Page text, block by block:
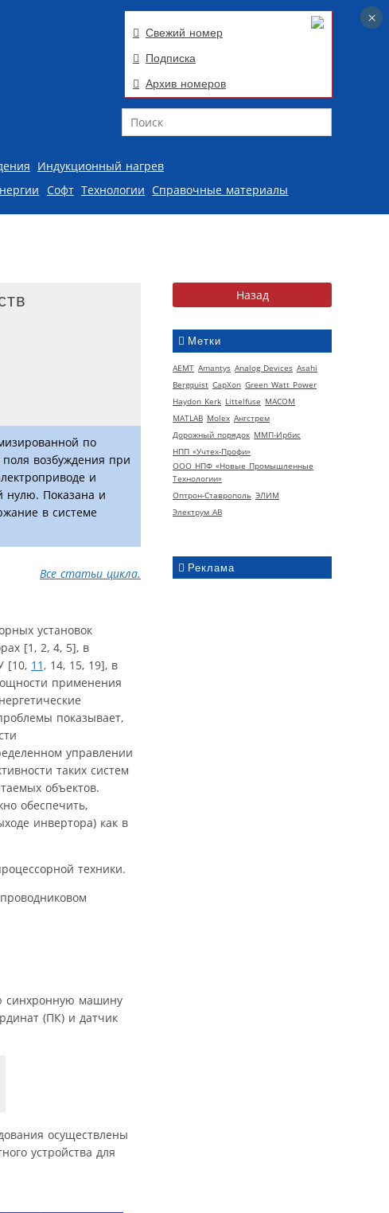
Свежий номер
Подписка
Архив номеров
Поиск
Индукционный нагрев
Софт Технологии Справочные материалы
Метки
AEMT Amantys Analog Devices Asahi
Bergquist CapXon Green Watt Power
Haydon Kerk Littelfuse MACOM
MATLAB Molex Ангстрем
Дорожный порядок ММП-Ирбис
НПП «Учтех-Профи»
ООО НПФ «Новые Промышленные
Технологии»
Оптрон-Ставрополь ЭЛИМ
Электрум АВ
Реклама
по
возбуждения при
и
нулю. Показана и
в системе
Все статьи цикла.
установок
[1, 2, 4, 5], в
[10, 11, 14, 15, 19], в
применения
показывает,
управлении
таких систем
объектов.
обеспечить,
инвертора) как в
техники.
синхронную машину
(ПК) и датчик
осуществлены
устройства для
×
×